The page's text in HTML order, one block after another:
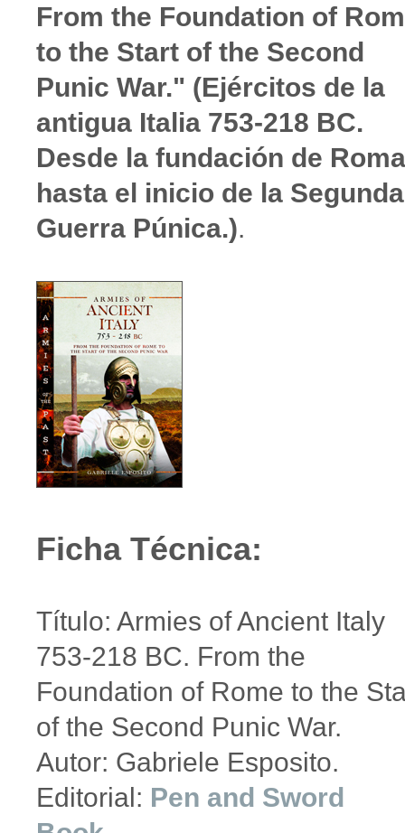
From the Foundation of
to the Start of the Second
Punic War." (Ejércitos de la
antigua Italia 753-218 BC.
Desde la fundación de Roma
hasta el inicio de la Segunda
Guerra Púnica.).
Ficha Técnica:
Título: Armies of Ancient Italy
753-218 BC. From the
Foundation of Rome to the
of the Second Punic War.
Autor: Gabriele Esposito.
Editorial: Pen and Sword